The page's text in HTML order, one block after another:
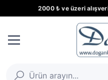
2000 ₺ ve üzeri